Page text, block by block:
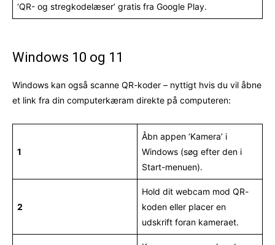
‘QR- og stregkodelæser’ gratis fra Google Play.
Windows 10 og 11
Windows kan også scanne QR-koder – nyttigt hvis du vil åbne
et link fra din computerkæram direkte på computeren:
1
Åbn appen ‘Kamera’ i
Windows (søg efter den i
Start-menuen).
2
Hold dit webcam mod QR-
koden eller placer en
udskrift foran kameraet.